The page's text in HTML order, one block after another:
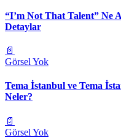
“I’m Not That Talent” Ne
Detaylar
📄
Görsel Yok
Tema İstanbul ve Tema
Neler?
📄
Görsel Yok